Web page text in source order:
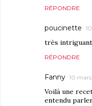
RÉPONDRE
poucinette
très intriguant
RÉPONDRE
Fanny 10
Voilà une
entendu